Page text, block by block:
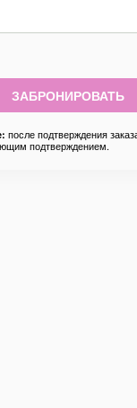
ЗАБРОНИРОВАТЬ
после подтверждения
подтверждением.